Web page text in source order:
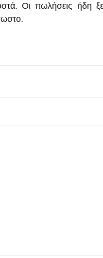
Οι πωλήσεις ήδη